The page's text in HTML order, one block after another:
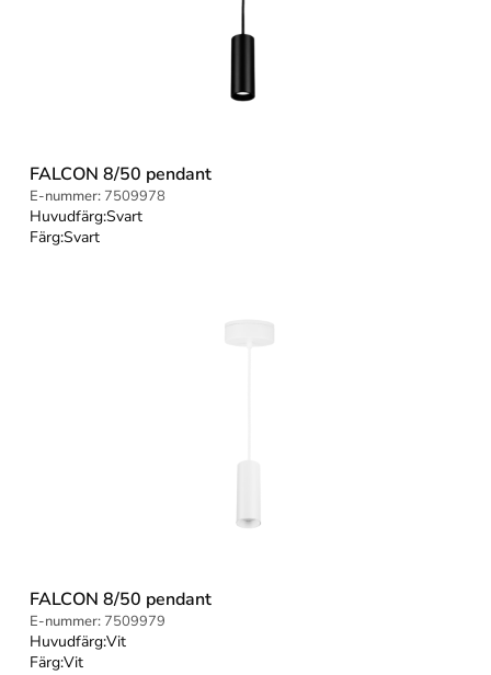
FALCON 8/50 pendant
E-nummer: 7509978
Huvudfärg:Svart
Färg:Svart
FALCON 8/50 pendant
E-nummer: 7509979
Huvudfärg:Vit
Färg:Vit